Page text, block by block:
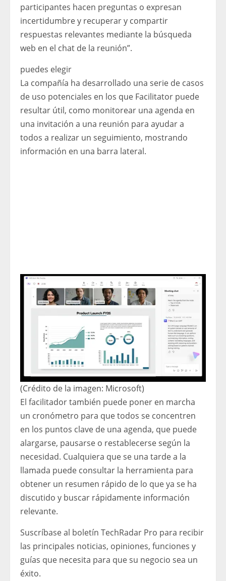
participantes hacen preguntas o expresan
incertidumbre y recuperar y compartir
respuestas relevantes mediante la búsqueda
web en el chat de la reunión”.
puedes elegir
La compañía ha desarrollado una serie de casos
de uso potenciales en los que Facilitator puede
resultar útil, como monitorear una agenda en
una invitación a una reunión para ayudar a
todos a realizar un seguimiento, mostrando
información en una barra lateral.
(Crédito de la imagen: Microsoft)
El facilitador también puede poner en marcha
un cronómetro para que todos se concentren
en los puntos clave de una agenda, que puede
alargarse, pausarse o restablecerse según la
necesidad. Cualquiera que se una tarde a la
llamada puede consultar la herramienta para
obtener un resumen rápido de lo que ya se ha
discutido y buscar rápidamente información
relevante.
Suscríbase al boletín TechRadar Pro para recibir
las principales noticias, opiniones, funciones y
guías que necesita para que su negocio sea un
éxito.